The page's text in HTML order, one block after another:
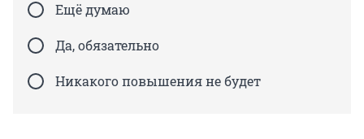
Ещё думаю
Да, обязательно
Никакого повышения не будет